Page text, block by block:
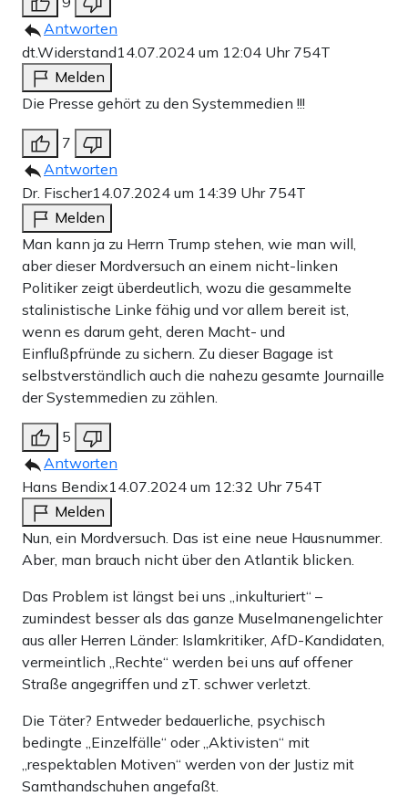
Antworten
dt.Widerstand14.07.2024 um 12:04 Uhr 754T
Melden
Die Presse gehört zu den Systemmedien !!!
7
Antworten
Dr. Fischer14.07.2024 um 14:39 Uhr 754T
Melden
Man kann ja zu Herrn Trump stehen, wie man will,
aber dieser Mordversuch an einem nicht-linken
Politiker zeigt überdeutlich, wozu die gesammelte
stalinistische Linke fähig und vor allem bereit ist,
wenn es darum geht, deren Macht- und
Einflußpfründe zu sichern. Zu dieser Bagage ist
selbstverständlich auch die nahezu gesamte Journaille
der Systemmedien zu zählen.
5
Antworten
Hans Bendix14.07.2024 um 12:32 Uhr 754T
Melden
Nun, ein Mordversuch. Das ist eine neue Hausnummer.
Aber, man brauch nicht über den Atlantik blicken.
Das Problem ist längst bei uns „inkulturiert“ –
zumindest besser als das ganze Muselmanengelichter
aus aller Herren Länder: Islamkritiker, AfD-Kandidaten,
vermeintlich „Rechte“ werden bei uns auf offener
Straße angegriffen und zT. schwer verletzt.
Die Täter? Entweder bedauerliche, psychisch
bedingte „Einzelfälle“ oder „Aktivisten“ mit
„respektablen Motiven“ werden von der Justiz mit
Samthandschuhen angefaßt.